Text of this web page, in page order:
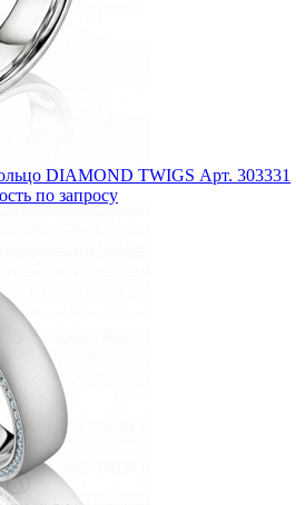
DIAMOND TWIGS Арт. 303331
по запросу